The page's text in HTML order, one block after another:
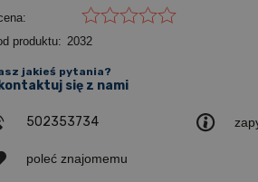
produktu: 2032
poleć znajomemu
jakieś pytania?
się z nami
502353734